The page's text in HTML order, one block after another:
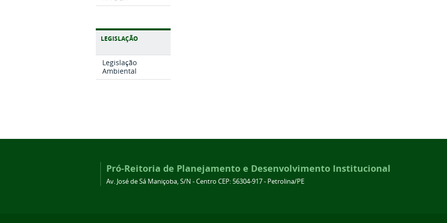
LEGISLAÇÃO
Legislação
Ambiental
Pró-Reitoria de Planejamento e Desenvolvimento Institucional
Av. José de Sá Maniçoba, S/N - Centro CEP: 56304-917 - Petrolina/PE